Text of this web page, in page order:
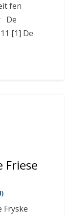
fen
De
[1] De
Friese
Fryske